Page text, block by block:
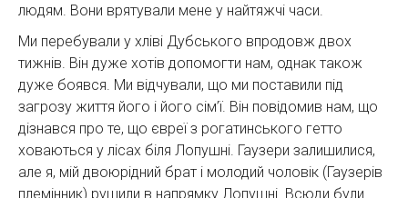
людям. Вони врятували мене у найтяжчі часи.
Ми перебували у хліві Дубського впродовж двох
тижнів. Він дуже хотів допомогти нам, однак також
дуже боявся. Ми відчували, що ми поставили під
загрозу життя його і його сім’ї. Він повідомив нам, що
дізнався про те, що євреї з рогатинського гетто
ховаються у лісах біля Лопушні. Гаузери залишилися,
але я, мій двоюрідний брат і молодий чоловік (Гаузерів
племінник) рушили в напрямку Лопушні. Всюди були